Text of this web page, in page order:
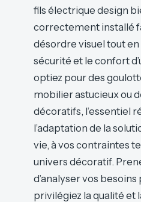
fils électrique design
correctement installé
désordre visuel tout
sécurité et le confort
optiez pour des
mobilier astucieux ou
décoratifs, l’essentiel
l’adaptation de la
vie, à vos contraintes
univers décoratif.
d’analyser vos
privilégiez la qualité et